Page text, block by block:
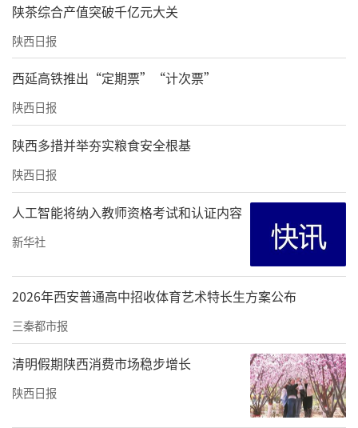
陕茶综合产值突破千亿元大关
陕西日报
西延高铁推出“定期票”“计次票”
陕西日报
陕西多措并举夯实粮食安全根基
陕西日报
人工智能将纳入教师资格考试和认证内容
新华社
2026年西安普通高中招收体育艺术特长生方案公布
三秦都市报
清明假期陕西消费市场稳步增长
陕西日报